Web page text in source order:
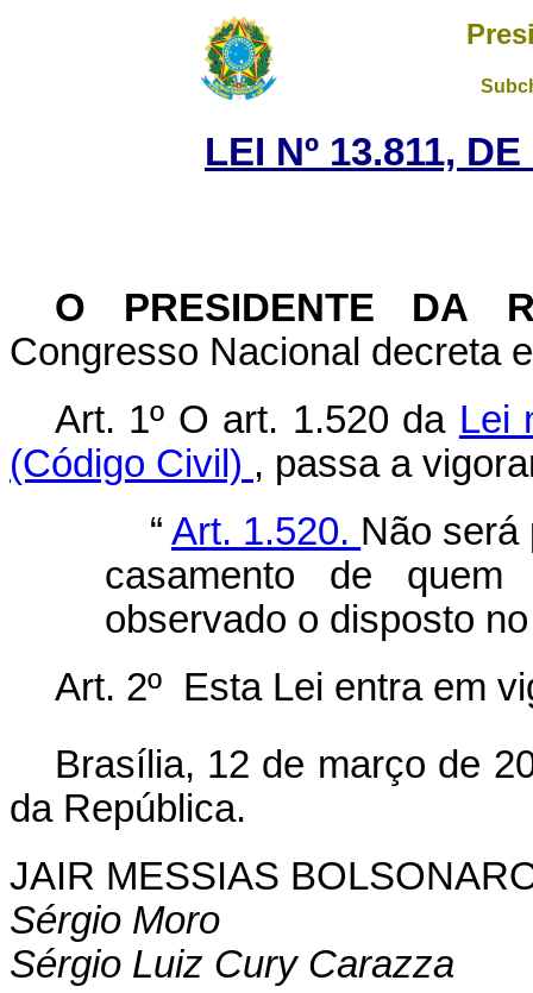
LEI Nº 13.811,
O PRESIDENTE DA
Congresso Nacional decreta
Art. 1º O art. 1.520 da Lei
(Código Civil) , passa a
“ Art. 1.520. Não será
casamento de
observado o disposto
Art. 2º Esta Lei entra em
Brasília, 12 de março de
da República.
JAIR MESSIAS
Sérgio Moro
Sérgio Luiz Cury Carazza